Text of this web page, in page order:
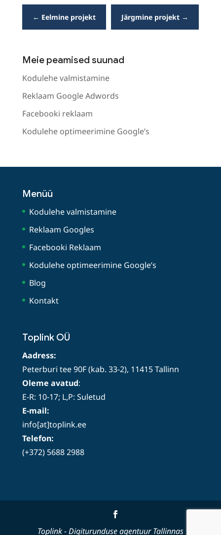
← Eelmine projekt Järgmine projekt →
Meie peamised suunad
Kodulehe valmistamine
Reklaam Google Adwords
Facebooki reklaam
Kodulehe optimeerimine Google’s
Menüü
Kodulehe valmistamine
Reklaam Googles
Facebooki Reklaam
Kodulehe optimeerimine Google’s
Blog
Kontakt
Toplink OÜ
Aadress:
Peterburi tee 90F (kab. 33-2), 11415 Tallinn
Oleme avatud:
E-R: 10-17; L,P: Suletud
E-mail:
info[at]toplink.ee
Telefon:
(+372) 5688 2988
Toplink- Digiturunduse agentuur Tallinnas